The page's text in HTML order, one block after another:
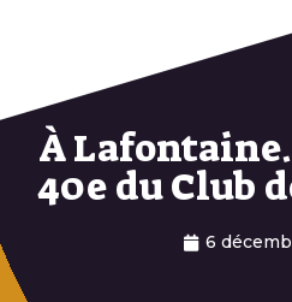
À
40e du Club
6